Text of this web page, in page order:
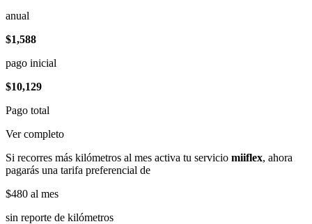
anual
$1,588
pago inicial
$10,129
Pago total
Ver completo
Si recorres más kilómetros al mes activa tu servicio miiflex, ahora
pagarás una tarifa preferencial de
$480 al mes
sin reporte de kilómetros